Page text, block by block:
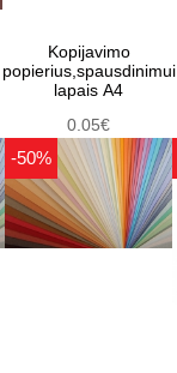
Kopijavimo
popierius,spausdinimui
lapais A4
0.05€
-50%